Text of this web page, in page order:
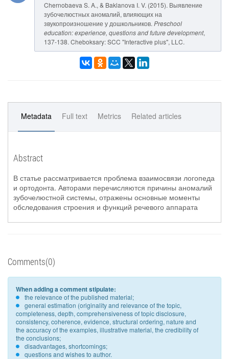
Chernobaeva S. A., & Baklanova I. V. (2015). Выявление
зубочелюстных аномалий, влияющих на
звукопроизношение у дошкольников. Preschool
education: experience, questions and future development,
137-138. Cheboksary: SCC "Interactive plus", LLC.
Metadata Full text Metrics Related articles
Abstract
В статье рассматривается проблема взаимосвязи логопеда
и ортодонта. Авторами перечисляются причины аномалий
зубочелюстной системы, отражены основные моменты
обследования строения и функций речевого аппарата
Comments(0)
When adding a comment stipulate:
the relevance of the published material;
general estimation (originality and relevance of the topic,
completeness, depth, comprehensiveness of topic disclosure,
consistency, coherence, evidence, structural ordering, nature and
the accuracy of the examples, illustrative material, the credibility of
the conclusions;
disadvantages, shortcomings;
questions and wishes to author.